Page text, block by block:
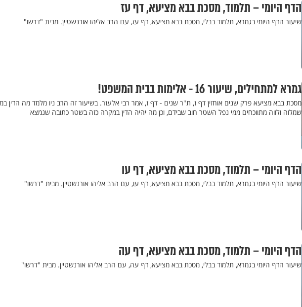
הדף היומי – תלמוד, מסכת בבא מציעא, דף עז
שיעור הדף היומי בגמרא, תלמוד בבלי, מסכת בבא מציעא, דף עז, עם הרב אליהו אורנשטיין. מבית "דרשו"
גמרא למתחילים, שיעור 16 - אלימות בבית המשפט!
מסכת בבא מציעא פרק שנים אוחזין דף ז, ת"ר שנים - דף ז, אמר רבי אלעזר. בשיעור זה הרב ניו מלמד מה הדין
שמלוה ולווה מתווכחים ממי נפל השטר חוב שבידם, וכן מה יהיה הדין במקרה כזה בשטר כתובה שנמצא
הדף היומי – תלמוד, מסכת בבא מציעא, דף עו
שיעור הדף היומי בגמרא, תלמוד בבלי, מסכת בבא מציעא, דף עו, עם הרב אליהו אורנשטיין. מבית "דרשו"
הדף היומי – תלמוד, מסכת בבא מציעא, דף עה
שיעור הדף היומי בגמרא, תלמוד בבלי, מסכת בבא מציעא, דף עה, עם הרב אליהו אורנשטיין. מבית "דרשו"